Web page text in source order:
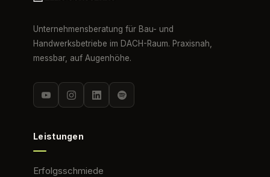
Unternehmensberatung für Bau- und
Handwerksbetriebe im DACH-Raum. Praxisnah,
messbar, auf Augenhöhe.
Leistungen
Erfolgsschmiede